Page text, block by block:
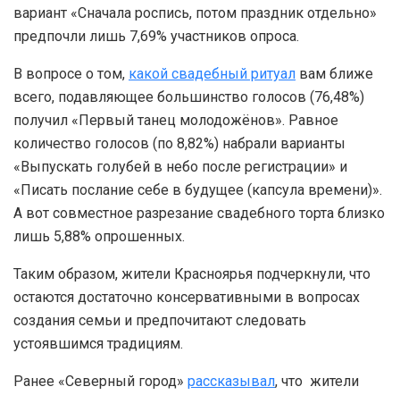
вариант «Сначала роспись, потом праздник отдельно»
предпочли лишь 7,69% участников опроса.
В вопросе о том, какой свадебный ритуал вам ближе
всего, подавляющее большинство голосов (76,48%)
получил «Первый танец молодожёнов». Равное
количество голосов (по 8,82%) набрали варианты
«Выпускать голубей в небо после регистрации» и
«Писать послание себе в будущее (капсула времени)».
А вот совместное разрезание свадебного торта близко
лишь 5,88% опрошенных.
Таким образом, жители Красноярья подчеркнули, что
остаются достаточно консервативными в вопросах
создания семьи и предпочитают следовать
устоявшимся традициям.
Ранее «Северный город» рассказывал, что жители